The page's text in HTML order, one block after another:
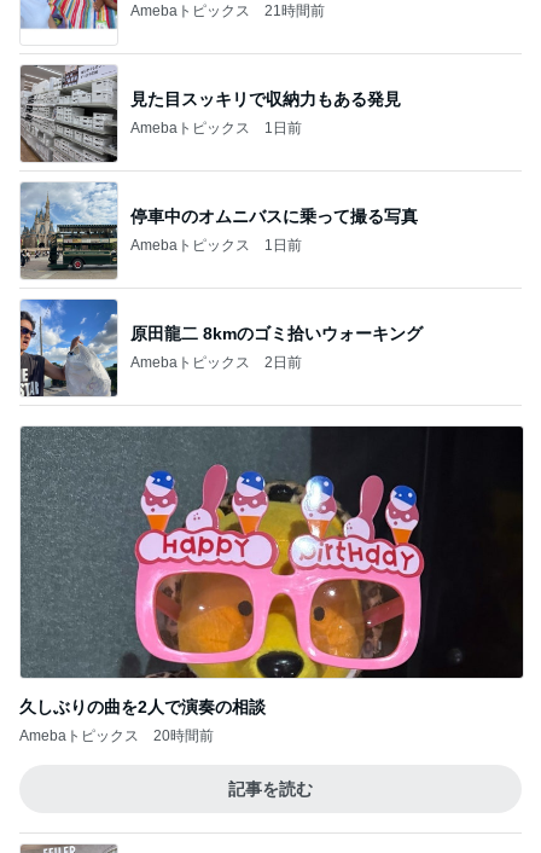
Amebaトピックス 21時間前
見た目スッキリで収納力もある発見
Amebaトピックス 1日前
停車中のオムニバスに乗って撮る写真
Amebaトピックス 1日前
原田龍二 8kmのゴミ拾いウォーキング
Amebaトピックス 2日前
久しぶりの曲を2人で演奏の相談
Amebaトピックス 20時間前
記事を読む